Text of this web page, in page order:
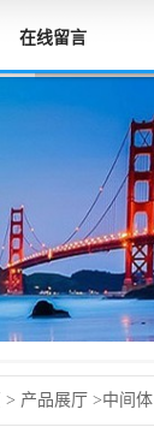
在线留言
> 产品展厅 >中间体